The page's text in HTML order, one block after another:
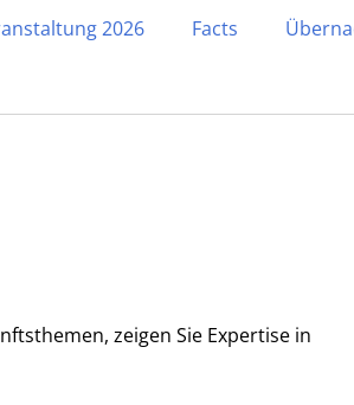
2026 Facts
zeigen Sie Expertise in